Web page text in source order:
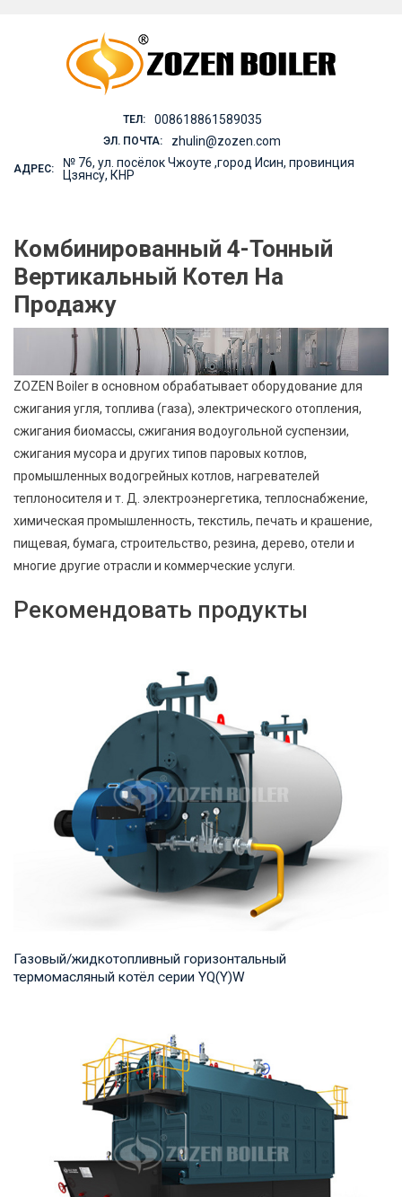
ТЕЛ: 008618861589035
ЭЛ. ПОЧТА: zhulin@zozen.com
АДРЕС:
№ 76, ул. посёлок Чжоуте ,город Исин, провинция
Цзянсу, КНР
Комбинированный 4-Тонный
Вертикальный Котел На
Продажу
ZOZEN Boiler в основном обрабатывает оборудование для
сжигания угля, топлива (газа), электрического отопления,
сжигания биомассы, сжигания водоугольной суспензии,
сжигания мусора и других типов паровых котлов,
промышленных водогрейных котлов, нагревателей
теплоносителя и т. Д. электроэнергетика, теплоснабжение,
химическая промышленность, текстиль, печать и крашение,
пищевая, бумага, строительство, резина, дерево, отели и
многие другие отрасли и коммерческие услуги.
Рекомендовать продукты
Газовый/жидкотопливный горизонтальный
термомасляный котёл серии YQ(Y)W